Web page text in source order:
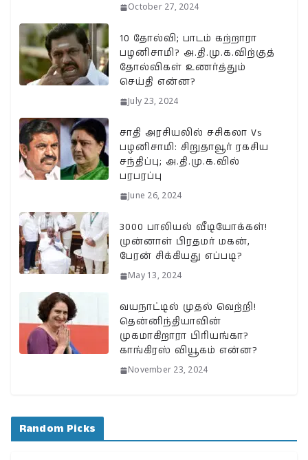
October 27, 2024
10 தோல்வி; பாடம் கற்றாரா
பழனிசாமி? அ.தி.மு.க.விற்குத்
தோல்விகள் உணர்த்தும்
செய்தி என்ன?
July 23, 2024
சாதி அரசியலில் சசிகலா Vs
பழனிசாமி: சிறுதாவூர் ரகசிய
சந்திப்பு; அ.தி.மு.க.வில்
பரபரப்பு
June 26, 2024
3000 பாலியல் வீடியோக்கள்!
முன்னாள் பிரதமர் மகன்,
பேரன் சிக்கியது எப்படி?
May 13, 2024
வயநாட்டில் முதல் வெற்றி!
தென்னிந்தியாவின்
முகமாகிறாரா பிரியங்கா?
காங்கிரஸ் வியூகம் என்ன?
November 23, 2024
Random Picks